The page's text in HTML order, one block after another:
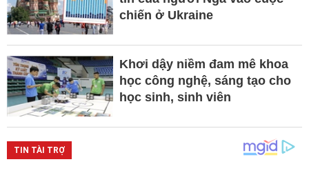
chiến ở Ukraine
Khơi dậy niềm đam mê khoa
học công nghệ, sáng tạo cho
học sinh, sinh viên